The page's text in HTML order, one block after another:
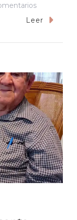
En
Un
El
Mastuerzo
Leer